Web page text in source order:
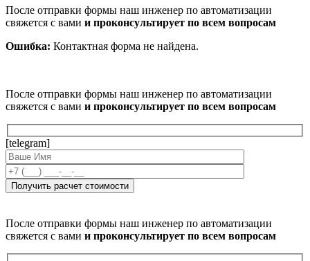
После отправки формы наш инженер по автоматизации
свяжется с вами и проконсультирует по всем вопросам
Ошибка: Контактная форма не найдена.
После отправки формы наш инженер по автоматизации
свяжется с вами и проконсультирует по всем вопросам
[telegram]
После отправки формы наш инженер по автоматизации
свяжется с вами и проконсультирует по всем вопросам